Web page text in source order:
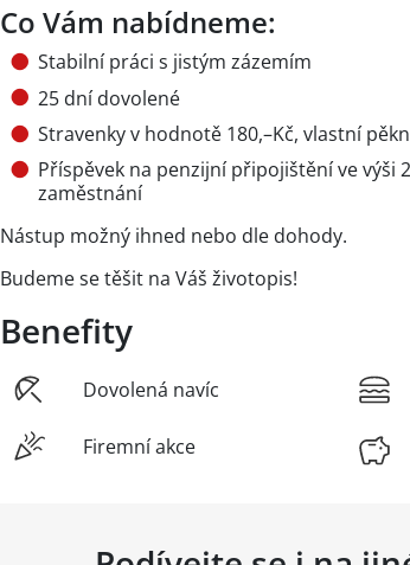
Co Vám nabídneme:
Stabilní práci s jistým zázemím
25 dní dovolené
Stravenky v hodnotě 180,–Kč, vlastní
Příspěvek na penzijní připojištění ve výši
zaměstnání
Nástup možný ihned nebo dle dohody.
Budeme se těšit na Váš životopis!
Benefity
Dovolená navíc
Firemní akce